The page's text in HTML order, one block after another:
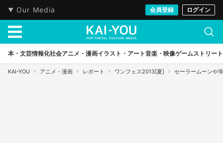
Our Media 会員登録 ログイン
本・文芸情報化社会アニメ・漫画イラスト・アート音楽・映像ゲームストリート
KAI-YOU アニメ・漫画 レポート ワンフェス2013[夏] セーラームーンや